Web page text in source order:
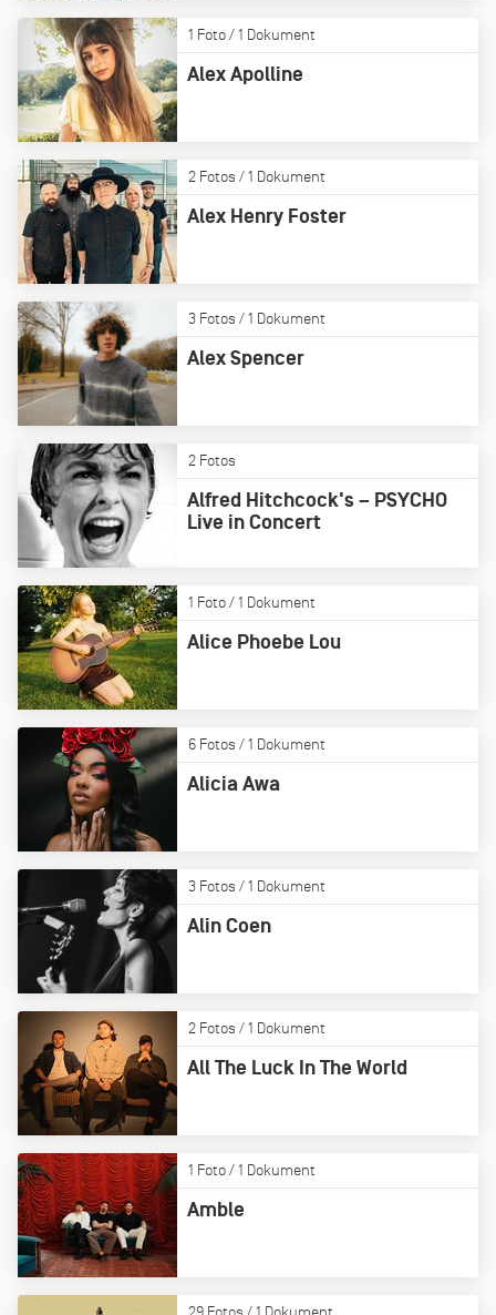
1 Foto / 1 Dokument
Alex Apolline
2 Fotos / 1 Dokument
Alex Henry Foster
3 Fotos / 1 Dokument
Alex Spencer
2 Fotos
Alfred Hitchcock's – PSYCHO
Live in Concert
1 Foto / 1 Dokument
Alice Phoebe Lou
6 Fotos / 1 Dokument
Alicia Awa
3 Fotos / 1 Dokument
Alin Coen
2 Fotos / 1 Dokument
All The Luck In The World
1 Foto / 1 Dokument
Amble